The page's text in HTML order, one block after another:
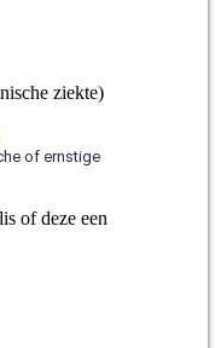
ziekte)
of ernstige
of deze een